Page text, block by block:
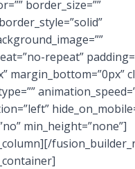
border_size=””
repeat”
margin_bottom=”0px”
min_height=”none”]